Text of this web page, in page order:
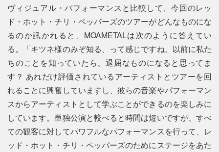
ヴィジュアル・パフォーマンスと比較して、今回のレッ
ド・ホット・チリ・ペッパーズのツアーがどんなものにな
るのか訊かれると、MOAMETALは次のように答えてい
る。「キツネ様のみぞ知る、って感じですね。以前に私た
ちのことを知っていたら、退屈なものになると思ってま
す？ あれだけ評価されているアーティストとツアーを回
れることに興奮していますし、彼らの音楽やパフォーマン
スからアーティストとして学ぶことができるのを楽しみに
しています。単独公演と較べると時間は短いですが、すべ
ての観客に対してパワフルなパフォーマンスを行って、レ
ッド・ホット・チリ・ペッパーズのためにステージをあた